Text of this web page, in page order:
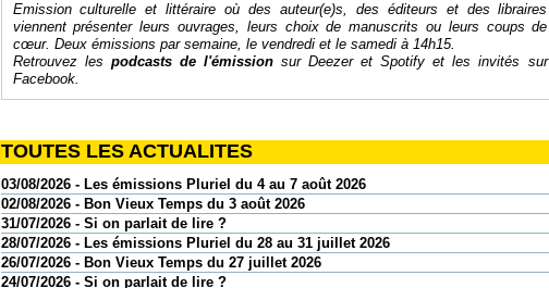
Emission culturelle et littéraire où des auteur(e)s, des éditeurs et des libraires
viennent présenter leurs ouvrages, leurs choix de manuscrits ou leurs coups de
cœur. Deux émissions par semaine, le vendredi et le samedi à 14h15.
Retrouvez les podcasts de l'émissionsurDeezeretSpotify et les invités sur
Facebook.
TOUTES LES ACTUALITES
03/08/2026 - Les émissions Pluriel du 4 au 7 août 2026
02/08/2026 - Bon Vieux Temps du 3 août 2026
31/07/2026 - Si on parlait de lire ?
28/07/2026 - Les émissions Pluriel du 28 au 31 juillet 2026
26/07/2026 - Bon Vieux Temps du 27 juillet 2026
24/07/2026 - Si on parlait de lire ?